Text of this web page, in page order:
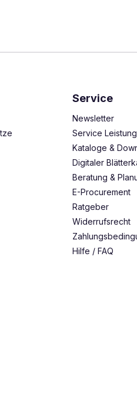
Service
Newsletter
Service
Kataloge &
Digitaler
Beratung &
E-Procurement
Ratgeber
Widerrufsrecht
Hilfe / FAQ